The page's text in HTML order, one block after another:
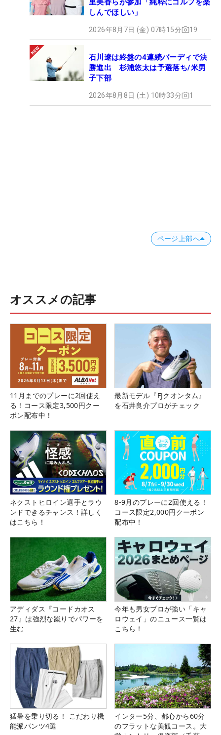
里美香らが参加「純粋にゴルフを楽
しんでほしい」
2026年8月7日 (金) 07時15分 19
石川遼は終盤の4連続バーディで決
勝進出 杉浦悠太は予選落ち/米男
子下部
2026年8月8日 (土) 10時33分 1
ページ上部へ
オススメの記事
11月までのプレーに2回使え
る！コース限定3,500円クー
ポン配布中！
最新モデル『FJクオンタム』
を石井良介プロがチェック
ネクストヒロイン選手とラウ
ンドできるチャンス！詳しく
はこちら！
8-9月のプレーに2回使える！
コース限定2,000円クーポン
配布中！
アディダス『コードカオス
27』は強烈な蹴りでパワーを
生む
今年も男女プロが強い「キャ
ロウェイ」のニュース一覧は
こちら！
猛暑を乗り切る！ こだわり機
能派パンツ4選
インター5分、都心から60分
のフラットな美観コース。大